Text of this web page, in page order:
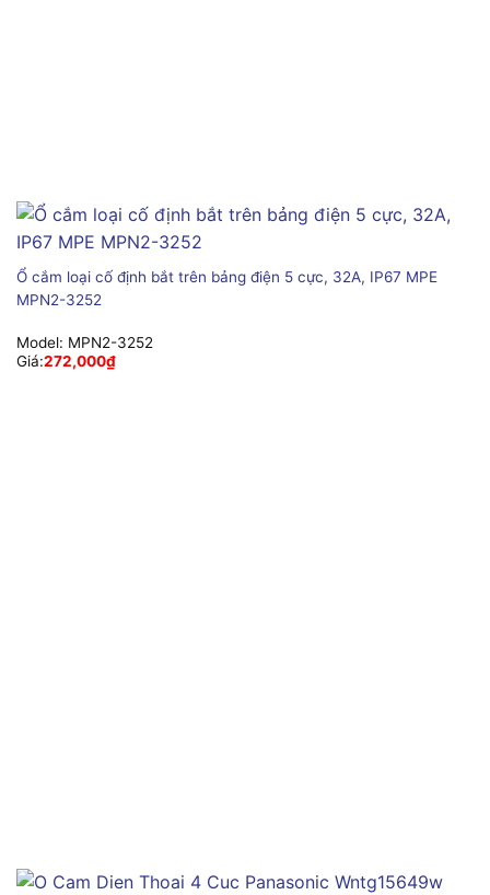
Ổ cắm loại cố định bắt trên bảng điện 5 cực, 32A, IP67 MPE
MPN2-3252
Model: MPN2-3252
Giá:272,000₫